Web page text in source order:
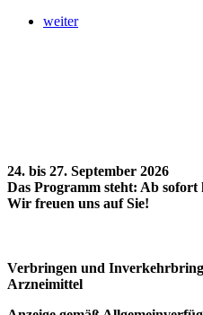
weiter
24. bis 27. September 2026
Das Programm steht: Ab sofort
Wir freuen uns auf Sie!
Verbringen und
Arzneimittel